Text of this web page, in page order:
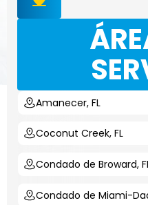
Amanecer, FL
Coconut Creek, FL
Condado de Broward,
Condado de Miami-